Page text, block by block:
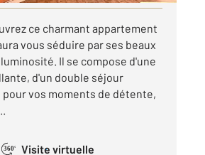
ce charmant appartement
vous séduire par ses beaux
Il se compose d'une
d'un double séjour
pour vos moments de détente,
360° Visite virtuelle